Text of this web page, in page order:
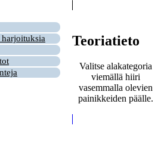
harjoituksia
Teoriatieto
Valitse alakategoria
viemällä hiiri
vasemmalla olevien
painikkeiden päälle.